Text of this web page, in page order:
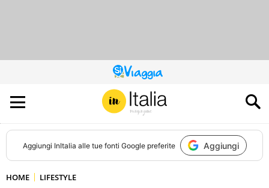
QUESTO
SITO
CONTRIBUISCE
ALL’AUDIENCE
DI
Aggiungi InItalia alle tue fonti Google preferite Aggiungi
HOME LIFESTYLE